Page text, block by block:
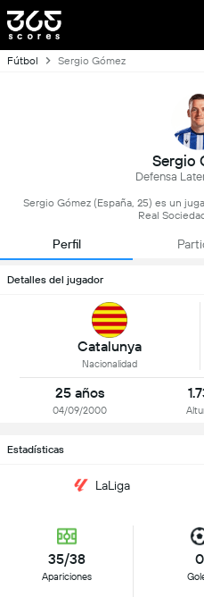
Fútbol Sergio Gómez
Sergio
Defensa
Sergio Gómez (España, 25) es un
Real
Perfil
Detalles del jugador
Catalunya
Nacionalidad
25 años
04/09/2000
Estadísticas
LaLiga
35/38
Apariciones
0